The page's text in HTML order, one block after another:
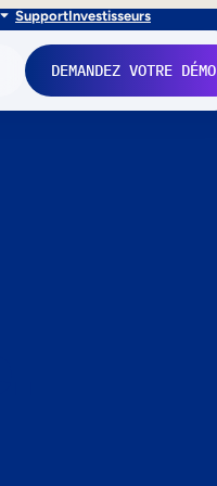
SupportInvestisseurs
DEMANDEZ VOTRE DÉMO